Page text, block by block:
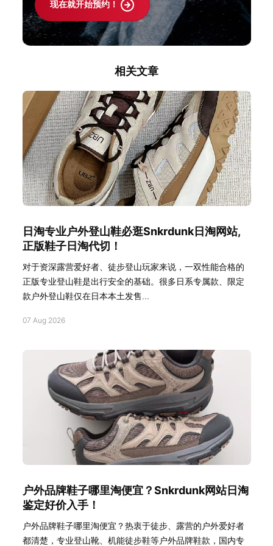
现在就开始预约！
相关文章
日淘专业户外登山鞋必逛Snkrdunk日淘网站,
正版鞋子日淘代切！
对于资深露营爱好者、徒步登山玩家来说，一双性能合格的
正版专业登山鞋是出行安全的基础。很多日系专属款、限定
款户外登山鞋仅在日本本土发售...
07 Aug 2026
户外品牌鞋子哪里淘便宜？Snkrdunk网站日淘
鉴定好价入手！
户外品牌鞋子哪里淘便宜？热衷于徒步、露营的户外爱好者
都清楚，专业登山靴、机能徒步鞋等户外品牌鞋款，国内专